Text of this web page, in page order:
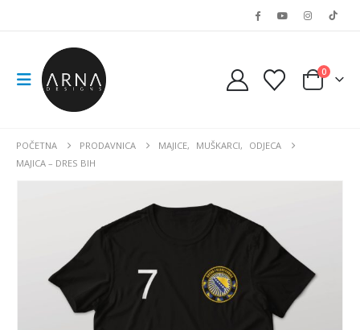
0
POČETNA PRODAVNICA MAJICE, MUŠKARCI,
ODJECA
MAJICA – DRES BIH